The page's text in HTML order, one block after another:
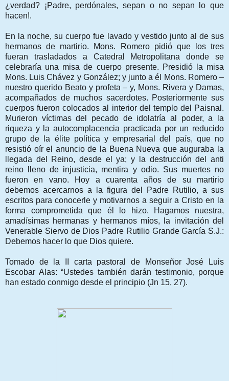
¿verdad? ¡Padre, perdónales, sepan o no sepan lo que
hacen!.
En la noche, su cuerpo fue lavado y vestido junto al de sus
hermanos de martirio. Mons. Romero pidió que los tres
fueran trasladados a Catedral Metropolitana donde se
celebraría una misa de cuerpo presente. Presidió la misa
Mons. Luis Chávez y González; y junto a él Mons. Romero –
nuestro querido Beato y profeta – y, Mons. Rivera y Damas,
acompañados de muchos sacerdotes. Posteriormente sus
cuerpos fueron colocados al interior del templo del Paisnal.
Murieron víctimas del pecado de idolatría al poder, a la
riqueza y la autocomplacencia practicada por un reducido
grupo de la élite política y empresarial del país, que no
resistió oír el anuncio de la Buena Nueva que auguraba la
llegada del Reino, desde el ya; y la destrucción del anti
reino lleno de injusticia, mentira y odio. Sus muertes no
fueron en vano. Hoy a cuarenta años de su martirio
debemos acercarnos a la figura del Padre Rutilio, a sus
escritos para conocerle y motivarnos a seguir a Cristo en la
forma comprometida que él lo hizo. Hagamos nuestra,
amadísimas hermanas y hermanos míos, la invitación del
Venerable Siervo de Dios Padre Rutilio Grande García S.J.:
Debemos hacer lo que Dios quiere.
Tomado de la II carta pastoral de Monseñor José Luis
Escobar Alas: “Ustedes también darán testimonio, porque
han estado conmigo desde el principio (Jn 15, 27).